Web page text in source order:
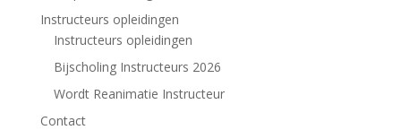
Instructeurs opleidingen
Instructeurs opleidingen
Bijscholing Instructeurs 2026
Wordt Reanimatie Instructeur
Contact